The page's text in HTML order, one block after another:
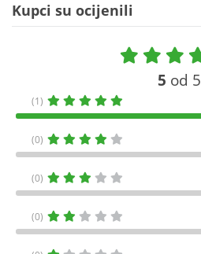
Kupci su ocijenili
5 od 5
(1)
(0)
(0)
(0)